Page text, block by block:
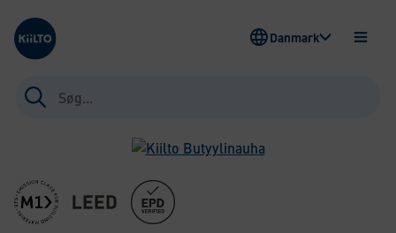
Kiilto Denmark
Søg
efter:
ÅBEN
Danmark